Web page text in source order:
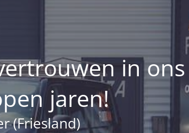
in ons
jaren!
(Friesland)